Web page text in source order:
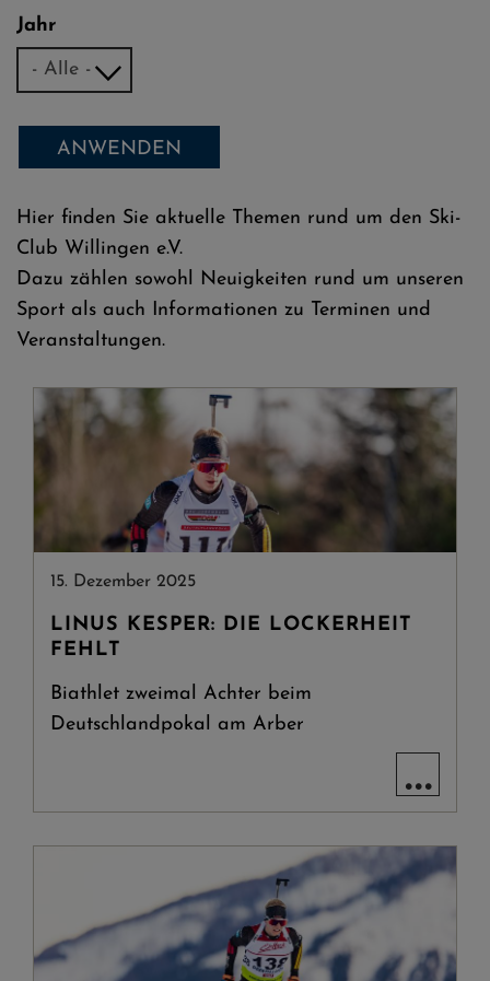
Jahr
ANWENDEN
Hier finden Sie aktuelle Themen rund um den Ski-
Club Willingen e.V.
Dazu zählen sowohl Neuigkeiten rund um unseren
Sport als auch Informationen zu Terminen und
Veranstaltungen.
15. Dezember 2025
LINUS KESPER: DIE LOCKERHEIT
FEHLT
Biathlet zweimal Achter beim
Deutschlandpokal am Arber
...